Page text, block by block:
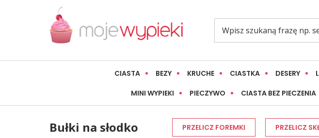
CIASTA BEZY KRUCHE CIASTKA DESERY
MINI WYPIEKI PIECZYWO CIASTA BEZ PIECZENIA
Bułki na słodko PRZELICZ FOREMKI PRZELICZ